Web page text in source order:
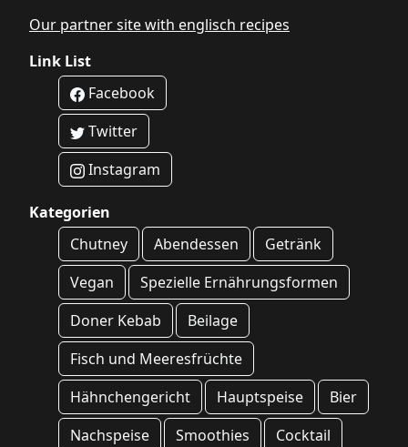
Our partner site with englisch recipes
Link List
Facebook
Twitter
Instagram
Kategorien
Chutney
Abendessen
Getränk
Vegan
Spezielle Ernährungsformen
Doner Kebab
Beilage
Fisch und Meeresfrüchte
Hähnchengericht
Hauptspeise
Bier
Nachspeise
Smoothies
Cocktail